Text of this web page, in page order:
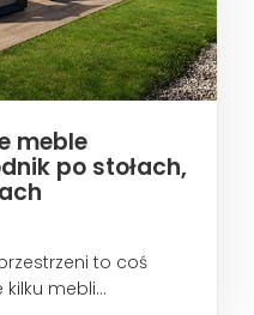
meble
po stołach,
to coś
mebli...